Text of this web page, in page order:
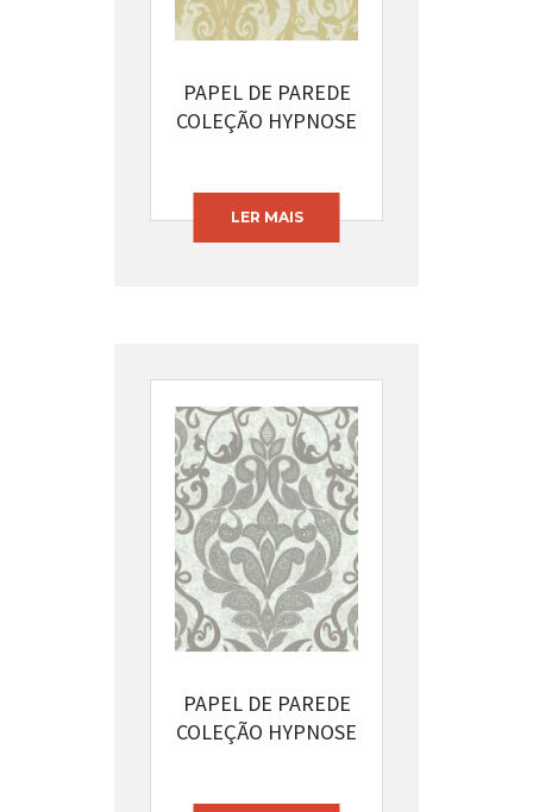
PAPEL DE PAREDE
COLEÇÃO HYPNOSE
LER MAIS
PAPEL DE PAREDE
COLEÇÃO HYPNOSE